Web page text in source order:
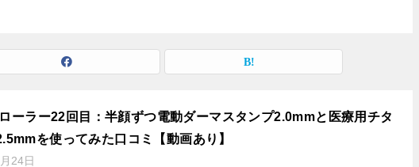
ーラー22回目：半顔ずつ電動ダーマスタンプ2.0mmと医療用チタ
を使ってみた口コミ【動画あり】
24日